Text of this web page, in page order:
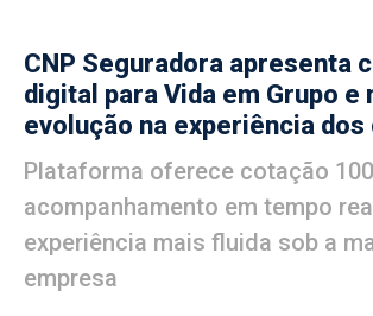
CNP Seguradora apresenta
digital para Vida em Grupo e
evolução na experiência
Plataforma oferece cotação
acompanhamento em tempo
experiência mais fluida sob a
empresa